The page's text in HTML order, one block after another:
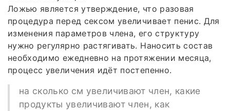
Ложью является утверждение, что разовая
процедура перед сексом увеличивает пенис. Для
изменения параметров члена, его структуру
нужно регулярно растягивать. Наносить состав
необходимо ежедневно на протяжении месяца,
процесс увеличения идёт постепенно.
на сколько см увеличивают член, какие
продукты увеличивают член, как